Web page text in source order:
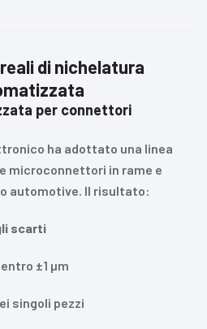
di nichelatura
per connettori
ha adottato una linea
microconnettori in rame e
automotive. Il risultato:
scarti
±1 µm
singoli pezzi